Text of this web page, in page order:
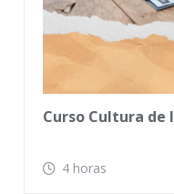
Curso Cultura de
4 horas